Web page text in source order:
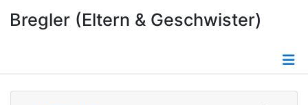
Professors
Bregler (Eltern & Geschwister)
Informations